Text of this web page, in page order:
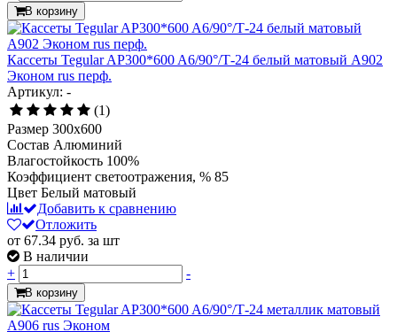
В корзину
Кассеты Tegular AP300*600 A6/90°/Т-24 белый матовый А902
Эконом rus перф.
Артикул: -
(1)
Размер 300x600
Состав Алюминий
Влагостойкость 100%
Коэффициент светоотражения, % 85
Цвет Белый матовый
Добавить к сравнению
Отложить
от 67.34 руб. за шт
В наличии
+
-
В корзину